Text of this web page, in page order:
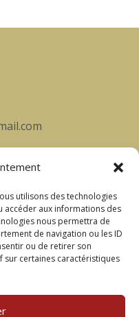
utilisons des technologies
accéder aux informations des
nous permettra de
de navigation ou les ID
ou de retirer son
sur certaines caractéristiques